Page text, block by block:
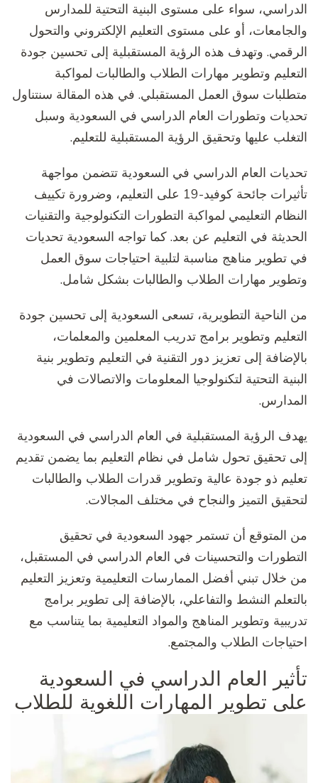
الدراسي، سواء على مستوى البنية التحتية للمدارس
والجامعات، أو على مستوى التعليم الإلكتروني والتحول
الرقمي. وتهدف هذه الرؤية المستقبلية إلى تحسين جودة
التعليم وتطوير مهارات الطلاب والطالبات لمواكبة
متطلبات سوق العمل المستقبلي. في هذه المقالة سنتناول
تحديات وتطورات العام الدراسي في السعودية وسبل
التغلب عليها وتحقيق الرؤية المستقبلية للتعليم.
تحديات العام الدراسي في السعودية تتضمن مواجهة
تأثيرات جائحة كوفيد-19 على التعليم، وضرورة تكييف
النظام التعليمي لمواكبة التطورات التكنولوجية والتقنيات
الحديثة في التعليم عن بعد. كما تواجه السعودية تحديات
في تطوير مناهج مناسبة لتلبية احتياجات سوق العمل
وتطوير مهارات الطلاب والطالبات بشكل شامل.
من الناحية التطويرية، تسعى السعودية إلى تحسين جودة
التعليم وتطوير برامج تدريب المعلمين والمعلمات،
بالإضافة إلى تعزيز دور التقنية في التعليم وتطوير بنية
البنية التحتية لتكنولوجيا المعلومات والاتصالات في
المدارس.
يهدف الرؤية المستقبلية في العام الدراسي في السعودية
إلى تحقيق تحول شامل في نظام التعليم بما يضمن تقديم
تعليم ذو جودة عالية وتطوير قدرات الطلاب والطالبات
لتحقيق التميز والنجاح في مختلف المجالات.
من المتوقع أن تستمر جهود السعودية في تحقيق
التطورات والتحسينات في العام الدراسي في المستقبل،
من خلال تبني أفضل الممارسات التعليمية وتعزيز التعليم
بالتعلم النشط والتفاعلي، بالإضافة إلى تطوير برامج
تدريبية وتطوير المناهج والمواد التعليمية بما يتناسب مع
احتياجات الطلاب والمجتمع.
تأثير العام الدراسي في السعودية
على تطوير المهارات اللغوية للطلاب